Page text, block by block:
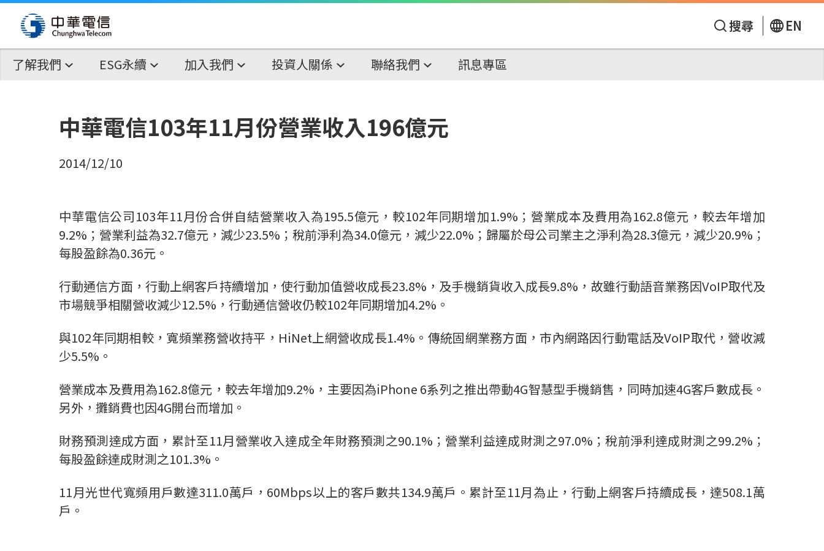
搜尋 EN
了解我們 ESG永續 加入我們 投資人關係 聯絡我們 訊息專區
中華電信103年11月份營業收入196億元
2014/12/10
中華電信公司103年11月份合併自結營業收入為195.5億元，較102年同期增加1.9%；營業成本及費用為162.8億元，較去年增加
9.2%；營業利益為32.7億元，減少23.5%；稅前淨利為34.0億元，減少22.0%；歸屬於母公司業主之淨利為28.3億元，減少20.9%；
每股盈餘為0.36元。
行動通信方面，行動上網客戶持續增加，使行動加值營收成長23.8%，及手機銷貨收入成長9.8%，故雖行動語音業務因VoIP取代及
市場競爭相關營收減少12.5%，行動通信營收仍較102年同期增加4.2%。
與102年同期相較，寬頻業務營收持平，HiNet上網營收成長1.4%。傳統固網業務方面，市內網路因行動電話及VoIP取代，營收減
少5.5%。
營業成本及費用為162.8億元，較去年增加9.2%，主要因為iPhone 6系列之推出帶動4G智慧型手機銷售，同時加速4G客戶數成長。
另外，攤銷費也因4G開台而增加。
財務預測達成方面，累計至11月營業收入達成全年財務預測之90.1%；營業利益達成財測之97.0%；稅前淨利達成財測之99.2%；
每股盈餘達成財測之101.3%。
11月光世代寬頻用戶數達311.0萬戶，60Mbps以上的客戶數共134.9萬戶。累計至11月為止，行動上網客戶持續成長，達508.1萬
戶。